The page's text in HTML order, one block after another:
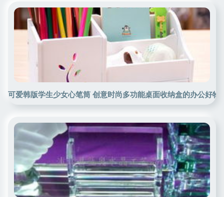
可爱韩版学生少女心笔筒 创意时尚多功能桌面收纳盒的办公好物